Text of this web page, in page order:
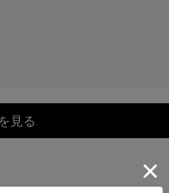
見る